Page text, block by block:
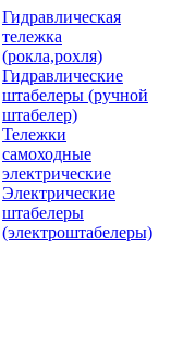
Гидравлическая
тележка
(рокла,рохля)
Гидравлические
штабелеры (ручной
штабелер)
Тележки
самоходные
электрические
Электрические
штабелеры
(электроштабелеры)